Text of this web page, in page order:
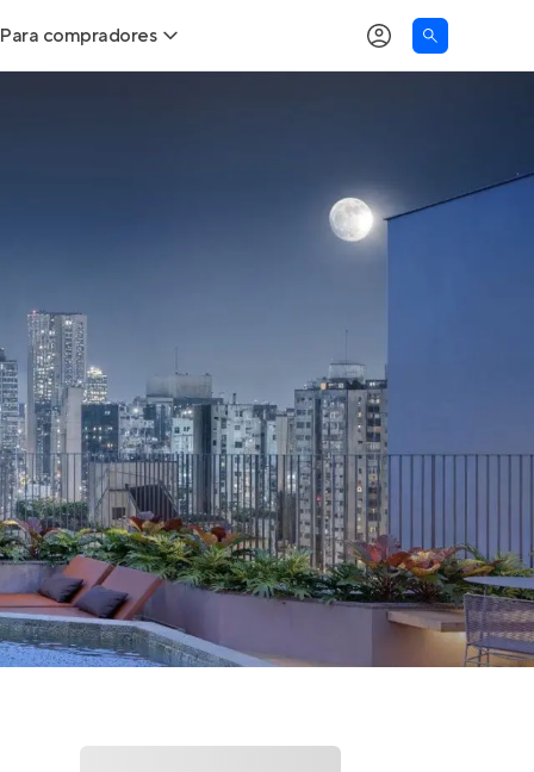
Para compradores
Simulador de Financiamento
Encontre um corretor